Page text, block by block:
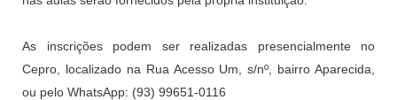
As inscrições podem ser realizadas presencialmente no
Cepro, localizado na Rua Acesso Um, s/nº, bairro Aparecida,
ou pelo WhatsApp: (93) 99651-0116